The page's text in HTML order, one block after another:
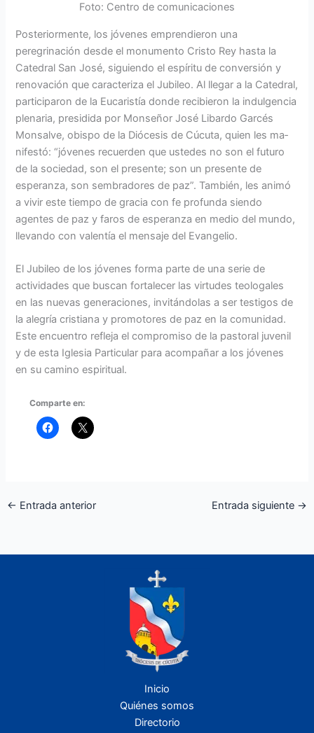
Foto: Centro de comunicaciones
Posteriormente, los jóvenes emprendie­ron una
peregrinación desde el monu­mento Cristo Rey hasta la
Catedral San José, siguiendo el espíritu de conversión y
renovación que caracteriza el Jubileo. Al llegar a la Catedral,
participaron de la Eucaristía donde recibieron la indul­gencia
plenaria, presidida por Monseñor José Libardo Garcés
Monsalve, obispo de la Diócesis de Cúcuta, quien les ma­
nifestó: “jóvenes recuerden que ustedes no son el futuro
de la sociedad, son el presente; son un presente de
esperanza, son sembradores de paz”. También, les animó
a vivir este tiempo de gracia con fe profunda siendo
agentes de paz y faros de esperanza en medio del mundo,
lle­vando con valentía el mensaje del Evan­gelio.
El Jubileo de los jóvenes forma parte de una serie de
actividades que buscan fortalecer las virtudes teologales
en las nuevas generaciones, invitándolas a ser testigos de
la alegría cristiana y promoto­res de paz en la comunidad.
Este encuen­tro refleja el compromiso de la pastoral juvenil
y de esta Iglesia Particular para acompañar a los jóvenes
en su camino espiritual.
Comparte en:
← Entrada anterior Entrada siguiente →
Inicio
Quiénes somos
Directorio